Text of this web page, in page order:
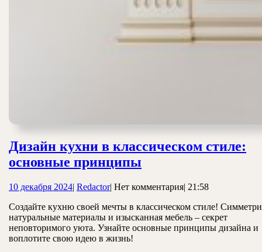
Дизайн кухни в классическом стиле:
основные принципы
в
классическом
стиле:
10 декабря 202410
2024
| RedactorRedactor
| Нет комментария| 21:58
Создайте кухню своей мечты в классическом стиле!
натуральные материалы и изысканная мебель – секрет
неповторимого уюта. Узнайте основные принципы дизайна и
воплотите свою идею в жизнь!